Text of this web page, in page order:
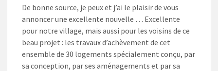
De bonne source, je peux et j’ai le plaisir de vous
annoncer une excellente nouvelle … Excellente
pour notre village, mais aussi pour les voisins de ce
beau projet : les travaux d’achèvement de cet
ensemble de 30 logements spécialement conçu, par
sa conception, par ses aménagements et par sa